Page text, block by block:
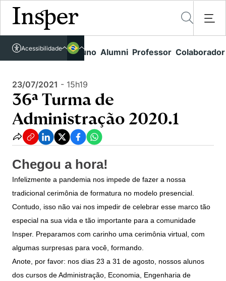
Links rápidos Aluno Alumni Professor Colaborador
Acessibilidade
Acessível em libras
Vestibular
Graduação
Pós-Graduação
Educação Executiva
Busca por Áreas de Conhecimento
Quem Somos
Campus
Student Life
Núcleo de Carreiras
Hub de Inovação e Empreendedorismo
Como funciona
Prêmio Duda Ermírio de Moraes
Women in Action
Trabalhe conosco
Sala de Imprensa
Comunidade Transforme
Missão
Lista de doadores
Pesquisa
Pesquisa no Insper
Centros de Conhecimento
Centro de Dados e IA
Biblioteca Telles
Repositório Institucional
Conteúdos
Carreiras e Cursos
Eventos
Newsletters
Notícias
Youtube
Unidades Acadêmicas
Gestão e Economia
Engenharia e Ciência da Computação
Direito
Corpo Docente
Busca por docentes
Prêmios de Excelência
Fale Conosco
Atendimento
Insper - Home Page\Agenda de Eventos - arquivo \
36ª Turma de Administração 2020.1
23/07/2021 - 15h19
36ª Turma de
Administração 2020.1
Chegou a hora!
Infelizmente a pandemia nos impede de fazer a nossa
tradicional cerimônia de formatura no modelo presencial.
Contudo, isso não vai nos impedir de celebrar esse marco tão
especial na sua vida e tão importante para a comunidade
Insper. Preparamos com carinho uma cerimônia virtual, com
algumas surpresas para você, formando.
Anote, por favor: nos dias 23 a 31 de agosto, nossos alunos
dos cursos de Administração, Economia, Engenharia de